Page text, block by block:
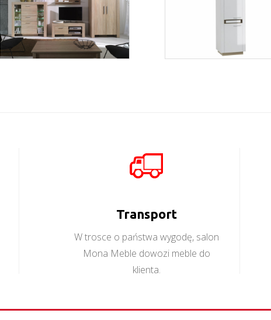
Transport
W trosce o państwa wygodę, salon
Mona Meble dowozi meble do
klienta.